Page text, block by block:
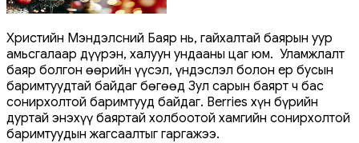
Христийн Мэндэлсний Баяр нь, гайхалтай баярын уур
амьсгалаар дүүрэн, халуун ундааны цаг юм. Уламжлалт
баяр болгон өөрийн үүсэл, үндэслэл болон ер бусын
баримтуудтай байдаг бөгөөд Зул сарын баярт ч бас
сонирхолтой баримтууд байдаг. Berries хүн бүрийн
дуртай энэхүү баяртай холбоотой хамгийн сонирхолтой
баримтуудын жагсаалтыг гаргажээ.